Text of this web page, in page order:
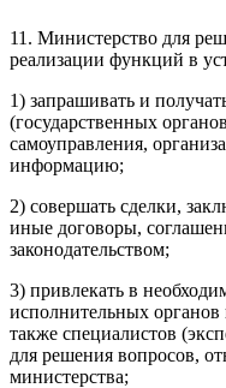
11. Министерство для
реализации функций в
1) запрашивать и
(государственных
самоуправления,
информацию;
2) совершать сделки,
иные договоры,
законодательством;
3) привлекать в
исполнительных органов
также специалистов
для решения вопросов,
министерства;